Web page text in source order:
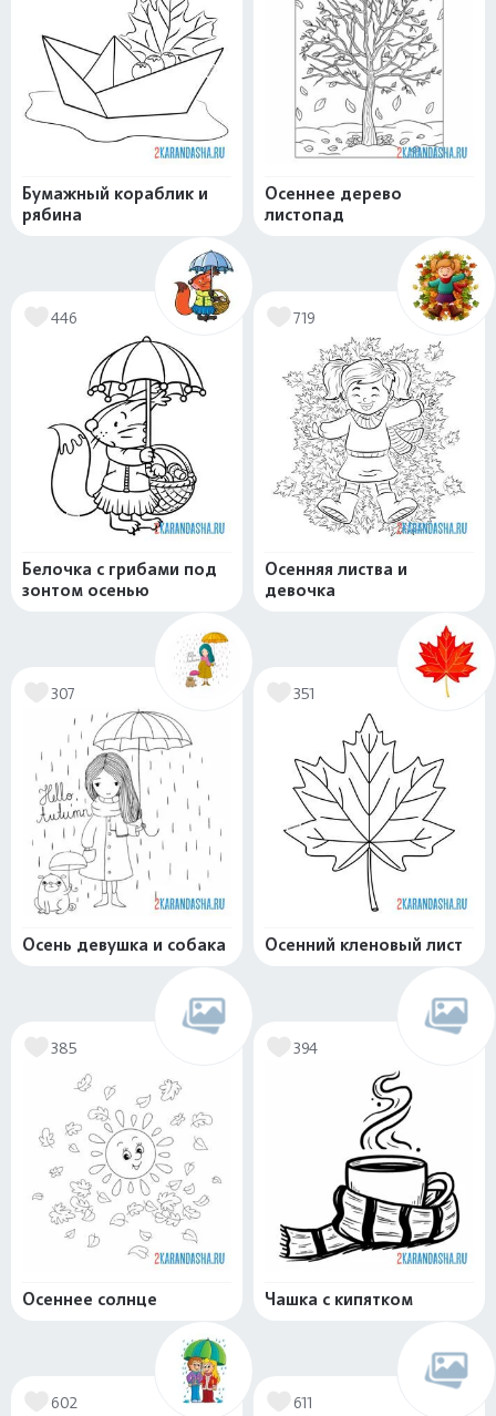
Бумажный кораблик и
рябина
Осеннее дерево
листопад
446
Белочка с грибами под
зонтом осенью
719
Осенняя листва и
девочка
307
Осень девушка и собака
351
Осенний кленовый лист
385
Осеннее солнце
394
Чашка с кипятком
602 611